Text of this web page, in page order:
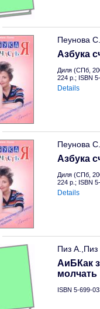
Пеунова С.
Азбука
Диля (СПб,
224 p.; ISBN
Details
Пеунова С.
Азбука
Диля (СПб,
224 p.; ISBN
Details
Пиз А.,Пиз
АиБКак
молчать
ISBN 5-699-